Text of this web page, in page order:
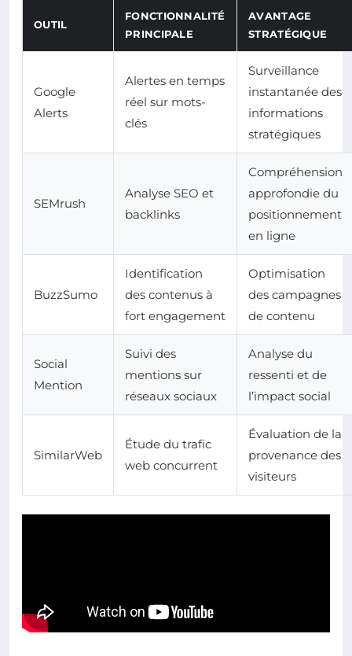
OUTIL
FONCTIONNALITÉ
PRINCIPALE
AVANTAGE
STRATÉGIQUE
Google
Alerts
Alertes en temps
réel sur mots-
clés
Surveillance
instantanée des
informations
stratégiques
SEMrush
Analyse SEO et
backlinks
Compréhension
approfondie du
positionnement
en ligne
BuzzSumo
Identification
des contenus à
fort engagement
Optimisation
des campagnes
de contenu
Social
Mention
Suivi des
mentions sur
réseaux sociaux
Analyse du
ressenti et de
l’impact social
SimilarWeb
Étude du trafic
web concurrent
Évaluation de la
provenance des
visiteurs